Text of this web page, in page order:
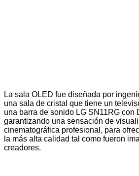
La sala OLED fue diseñada por
una sala de cristal que tiene un
una barra de sonido LG SN11RG con
garantizando una sensación de
cinematográfica profesional, para
la más alta calidad tal como fueron
creadores.